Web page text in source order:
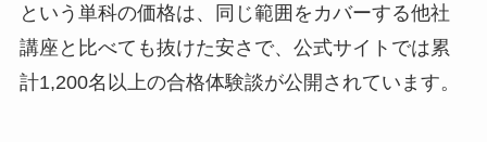
という単科の価格は、同じ範囲をカバーする他社
講座と比べても抜けた安さで、公式サイトでは累
計1,200名以上の合格体験談が公開されています。